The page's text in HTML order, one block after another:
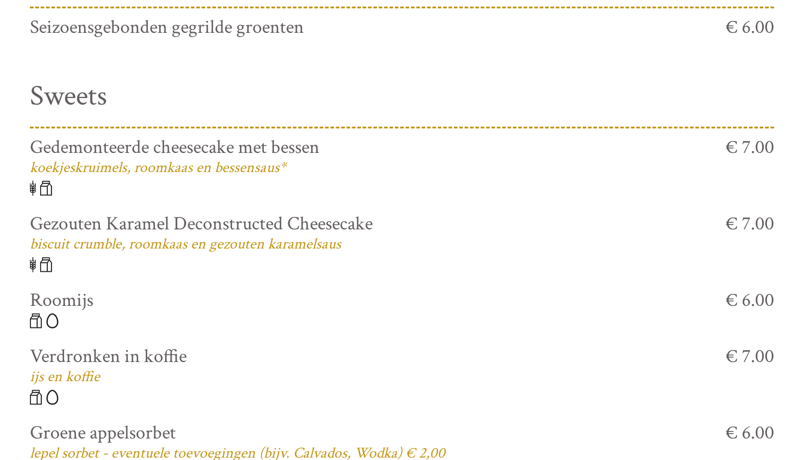
Seizoensgebonden gegrilde groenten € 6.00
Sweets
Gedemonteerde cheesecake met bessen
koekjeskruimels, roomkaas en bessensaus*
€ 7.00
Gezouten Karamel Deconstructed Cheesecake
biscuit crumble, roomkaas en gezouten karamelsaus
€ 7.00
Roomijs € 6.00
Verdronken in koffie
ijs en koffie
€ 7.00
Groene appelsorbet
lepel sorbet - eventuele toevoegingen (bijv. Calvados, Wodka) € 2,00
€ 6.00